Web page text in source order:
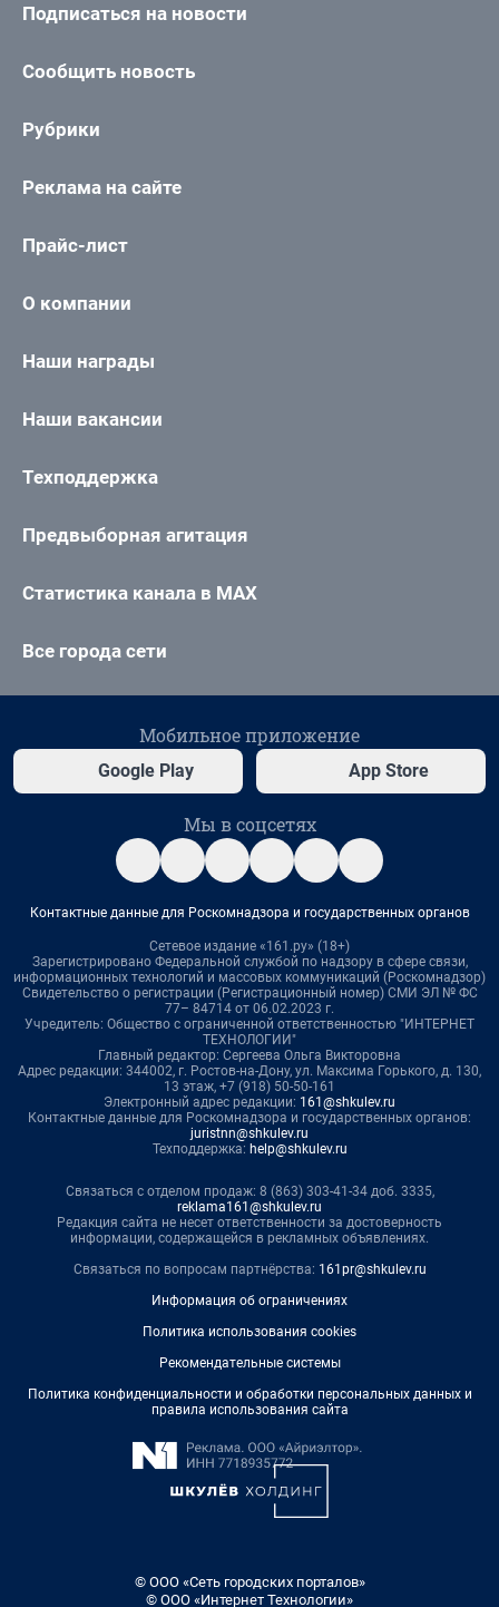
Подписаться на новости
Сообщить новость
Рубрики
Реклама на сайте
Прайс-лист
О компании
Наши награды
Наши вакансии
Техподдержка
Предвыборная агитация
Статистика канала в MAX
Все города сети
Мобильное приложение
Google Play App Store
Мы в соцсетях
Контактные данные для Роскомнадзора и государственных органов
Сетевое издание «161.ру» (18+)
Зарегистрировано Федеральной службой по надзору в сфере связи,
информационных технологий и массовых коммуникаций (Роскомнадзор)
Свидетельство о регистрации (Регистрационный номер) СМИ ЭЛ № ФС
77– 84714 от 06.02.2023 г.
Учредитель: Общество с ограниченной ответственностью "ИНТЕРНЕТ
ТЕХНОЛОГИИ"
Главный редактор: Сергеева Ольга Викторовна
Адрес редакции: 344002, г. Ростов-на-Дону, ул. Максима Горького, д. 130,
13 этаж, +7 (918) 50-50-161
Электронный адрес редакции: 161@shkulev.ru
Контактные данные для Роскомнадзора и государственных органов:
juristnn@shkulev.ru
Техподдержка: help@shkulev.ru
Связаться с отделом продаж: 8 (863) 303-41-34 доб. 3335,
reklama161@shkulev.ru
Редакция сайта не несет ответственности за достоверность
информации, содержащейся в рекламных объявлениях.
Связаться по вопросам партнёрства: 161pr@shkulev.ru
Информация об ограничениях
Политика использования cookies
Рекомендательные системы
Политика конфиденциальности и обработки персональных данных и
правила использования сайта
© ООО «Сеть городских порталов»
© ООО «Интернет Технологии»